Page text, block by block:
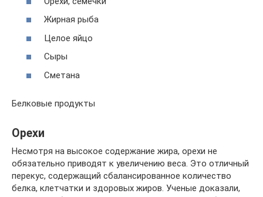
Жирная рыба
Целое яйцо
Сыры
Сметана
Белковые продукты
Орехи
Несмотря на высокое содержание жира, орехи не
обязательно приводят к увеличению веса. Это отличный
перекус, содержащий сбалансированное количество
белка, клетчатки и здоровых жиров. Ученые доказали,